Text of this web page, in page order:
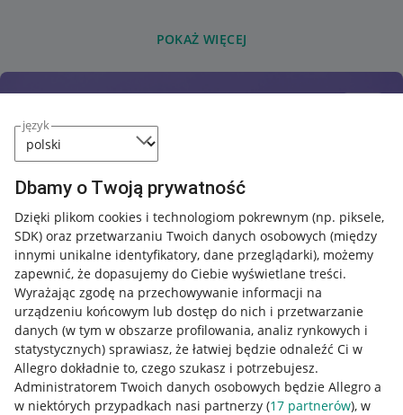
język
Dbamy o Twoją prywatność
Dzięki plikom cookies i technologiom pokrewnym (np. piksele,
SDK) oraz przetwarzaniu Twoich danych osobowych (między
innymi unikalne identyfikatory, dane przeglądarki), możemy
zapewnić, że dopasujemy do Ciebie wyświetlane treści.
Wyrażając zgodę na przechowywanie informacji na
urządzeniu końcowym lub dostęp do nich i przetwarzanie
danych (w tym w obszarze profilowania, analiz rynkowych i
statystycznych) sprawiasz, że łatwiej będzie odnaleźć Ci w
Allegro dokładnie to, czego szukasz i potrzebujesz.
Administratorem Twoich danych osobowych będzie Allegro a
w niektórych przypadkach nasi partnerzy (17 partnerów), w
POKAŻ WIĘCEJ